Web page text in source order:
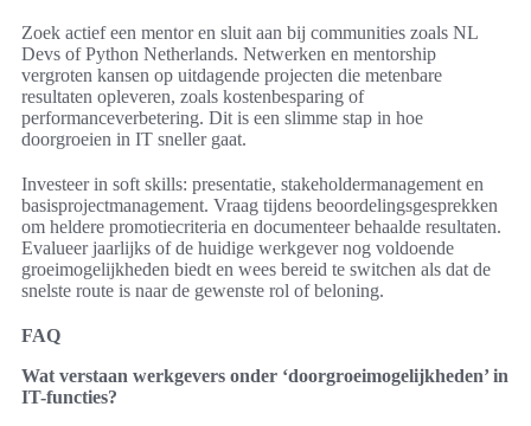
Zoek actief een mentor en sluit aan bij communities zoals NL
Devs of Python Netherlands. Netwerken en mentorship
vergroten kansen op uitdagende projecten die metenbare
resultaten opleveren, zoals kostenbesparing of
performanceverbetering. Dit is een slimme stap in hoe
doorgroeien in IT sneller gaat.
Investeer in soft skills: presentatie, stakeholdermanagement en
basisprojectmanagement. Vraag tijdens beoordelingsgesprekken
om heldere promotiecriteria en documenteer behaalde resultaten.
Evalueer jaarlijks of de huidige werkgever nog voldoende
groeimogelijkheden biedt en wees bereid te switchen als dat de
snelste route is naar de gewenste rol of beloning.
FAQ
Wat verstaan werkgevers onder ‘doorgroeimogelijkheden’ in
IT-functies?